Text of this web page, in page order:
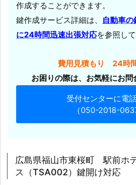
ノ
メ
ッ
イ
ッ
錠
5.
作成することができます。
鍵作成サービス詳細は、 自動車
に24時間迅速出張対応を参照し
費用見積もり 24時
お困りの際は、お気軽にお問
受付センターに電
（050-2018-
広島県福山市東桜町 駅前ホ
ス（TSA002）鍵開け対応